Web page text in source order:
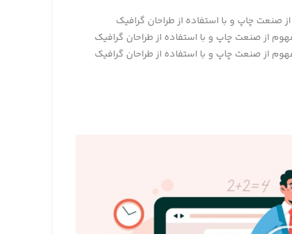
صنعت چاپ و با استفاده از طراحان گرافیک
از صنعت چاپ و با استفاده از طراحان گرافیک
از صنعت چاپ و با استفاده از طراحان گرافیک